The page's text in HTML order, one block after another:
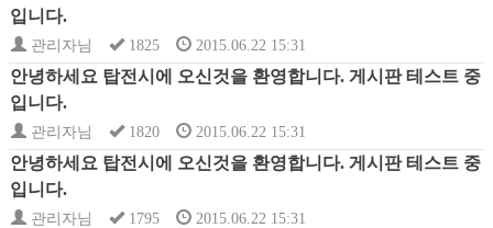
입니다.
관리자님 1825 2015.06.22 15:31
안녕하세요 탑전시에 오신것을 환영합니다. 게시판 테스트 중
입니다.
관리자님 1820 2015.06.22 15:31
안녕하세요 탑전시에 오신것을 환영합니다. 게시판 테스트 중
입니다.
관리자님 1795 2015.06.22 15:31